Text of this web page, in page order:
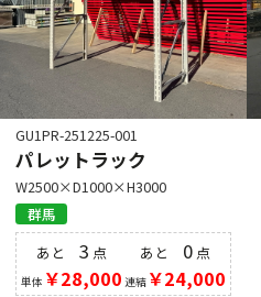
GU1PR-251225-001
パレットラック
W2500×D1000×H3000
群馬
あと3 点
単体 ￥28,000
あと 0点
連結￥24,000